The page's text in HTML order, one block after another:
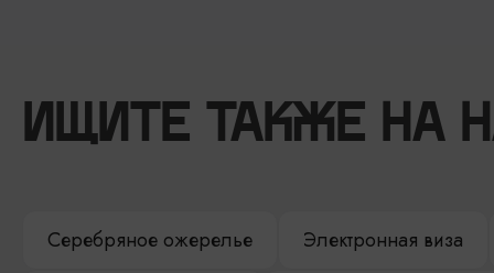
ИЩИТЕ ТАКЖЕ НА
Серебряное ожерелье Электронная виза